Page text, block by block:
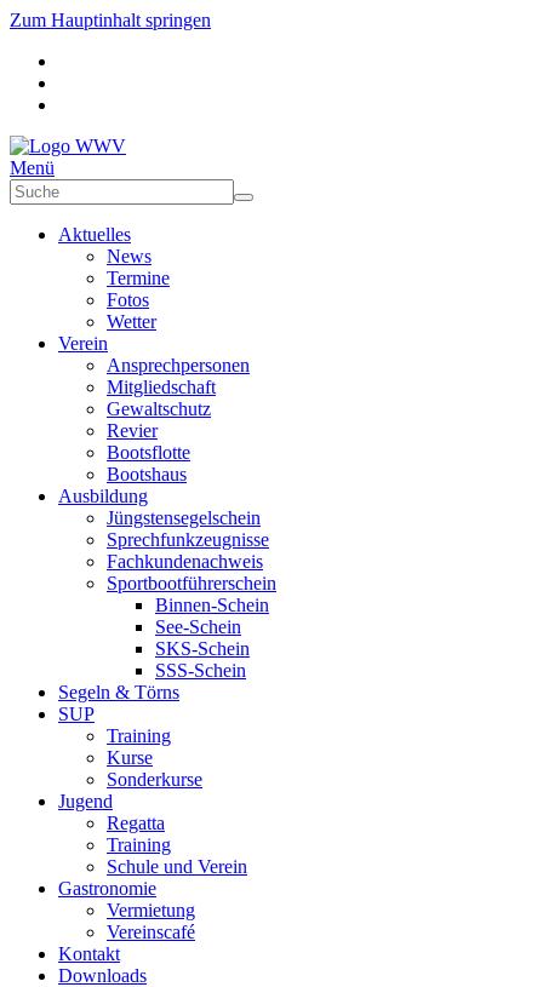
Zum Hauptinhalt springen
Menü
Aktuelles
News
Termine
Fotos
Wetter
Verein
Ansprechpersonen
Mitgliedschaft
Gewaltschutz
Revier
Bootsflotte
Bootshaus
Ausbildung
Jüngstensegelschein
Sprechfunkzeugnisse
Fachkundenachweis
Sportbootführerschein
Binnen-Schein
See-Schein
SKS-Schein
SSS-Schein
Segeln & Törns
SUP
Training
Kurse
Sonderkurse
Jugend
Regatta
Training
Schule und Verein
Gastronomie
Vermietung
Vereinscafé
Kontakt
Downloads